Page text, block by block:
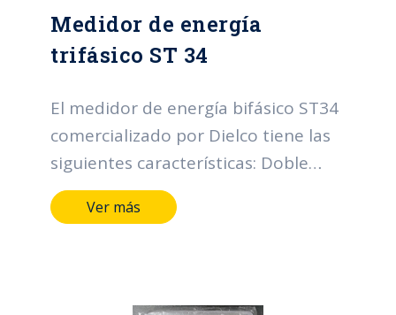
Medidor de energía
trifásico ST 34
El medidor de energía bifásico ST34
comercializado por Dielco tiene las
siguientes características: Doble
canal (2 tarifas) por señal externa.
Voltaje: 3x120/208V. Corriente
protección: IPS4 IEC 60529.
Ver más